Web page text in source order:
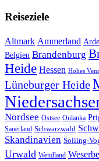
Reiseziele
Altmark Ammerland
Belgien Brandenburg
Heide Hessen Hohes
Lüneburger Heide
Nordsee Ostsee Oulanka
Sauerland Schwarzwald
Skandinavien Solling-
Urwald Wendland